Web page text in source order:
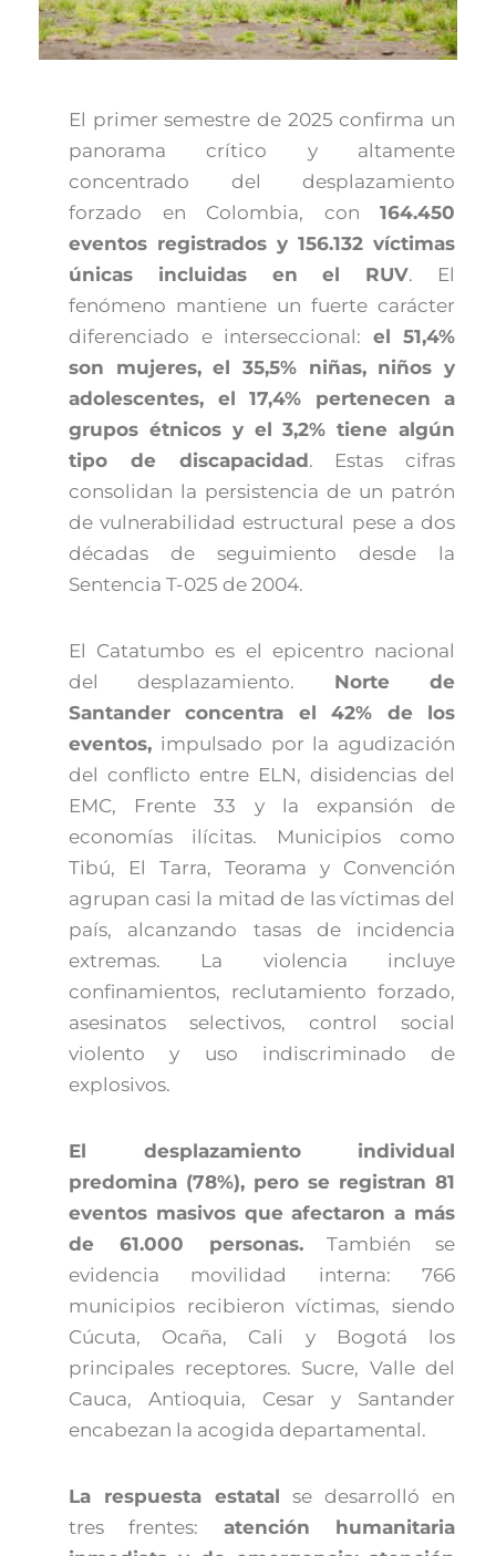
El primer semestre de 2025 confirma un
panorama crítico y altamente
concentrado del desplazamiento
forzado en Colombia, con164.450
eventos registrados y 156.132 víctimas
únicas incluidas en el RUV. El
fenómeno mantiene un fuerte carácter
diferenciado e interseccional: el 51,4%
son mujeres, el 35,5% niñas, niños y
adolescentes, el 17,4% pertenecen a
grupos étnicos y el 3,2% tiene algún
tipo de discapacidad. Estas cifras
consolidan la persistencia de un patrón
de vulnerabilidad estructural pese a dos
décadas de seguimiento desde la
Sentencia T-025 de 2004.
El Catatumbo es el epicentro nacional
del desplazamiento. Norte de
Santander concentra el 42% de los
eventos, impulsado por la agudización
del conflicto entre ELN, disidencias del
EMC, Frente 33 y la expansión de
economías ilícitas. Municipios como
Tibú, El Tarra, Teorama y Convención
agrupan casi la mitad de las víctimas del
país, alcanzando tasas de incidencia
extremas. La violencia incluye
confinamientos, reclutamiento forzado,
asesinatos selectivos, control social
violento y uso indiscriminado de
explosivos.
El desplazamiento individual
predomina (78%), pero se registran 81
eventos masivos que afectaron a más
de 61.000 personas.También se
evidencia movilidad interna: 766
municipios recibieron víctimas, siendo
Cúcuta, Ocaña, Cali y Bogotá los
principales receptores. Sucre, Valle del
Cauca, Antioquia, Cesar y Santander
encabezan la acogida departamental.
La respuesta estatal se desarrolló en
tres frentes: atención humanitaria